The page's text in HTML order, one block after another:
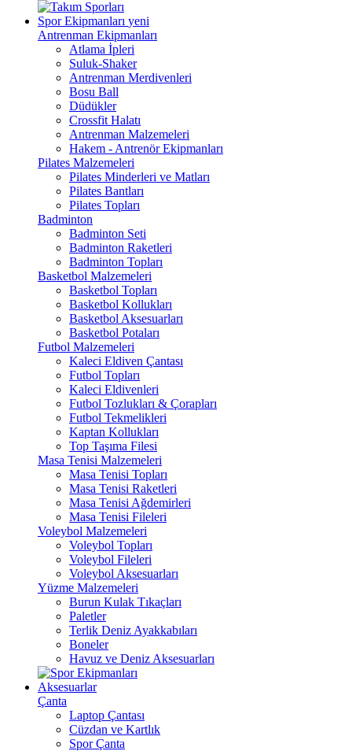
Spor Ekipmanları yeni
Antrenman Ekipmanları
Atlama İpleri
Suluk-Shaker
Antrenman Merdivenleri
Bosu Ball
Düdükler
Crossfit Halatı
Antrenman Malzemeleri
Hakem - Antrenör Ekipmanları
Pilates Malzemeleri
Pilates Minderleri ve Matları
Pilates Bantları
Pilates Topları
Badminton
Badminton Seti
Badminton Raketleri
Badminton Topları
Basketbol Malzemeleri
Basketbol Topları
Basketbol Kollukları
Basketbol Aksesuarları
Basketbol Potaları
Futbol Malzemeleri
Kaleci Eldiven Çantası
Futbol Topları
Kaleci Eldivenleri
Futbol Tozlukları & Çorapları
Futbol Tekmelikleri
Kaptan Kollukları
Top Taşıma Filesi
Masa Tenisi Malzemeleri
Masa Tenisi Topları
Masa Tenisi Raketleri
Masa Tenisi Ağdemirleri
Masa Tenisi Fileleri
Voleybol Malzemeleri
Voleybol Topları
Voleybol Fileleri
Voleybol Aksesuarları
Yüzme Malzemeleri
Burun Kulak Tıkaçları
Paletler
Terlik Deniz Ayakkabıları
Boneler
Havuz ve Deniz Aksesuarları
Aksesuarlar
Çanta
Laptop Çantası
Cüzdan ve Kartlık
Spor Çanta